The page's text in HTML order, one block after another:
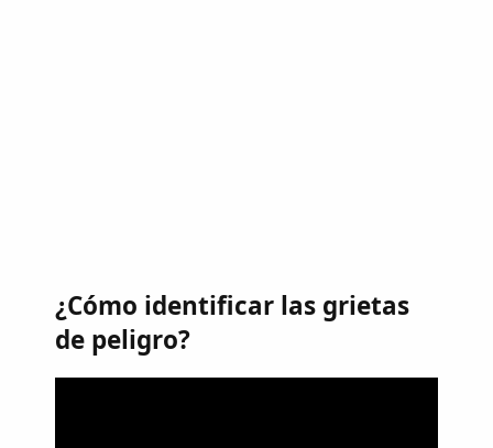
¿Cómo identificar las grietas
de peligro?